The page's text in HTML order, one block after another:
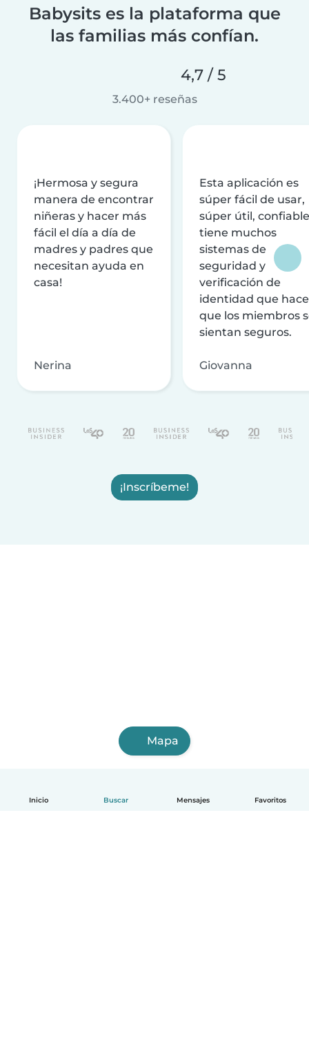
Inicio Buscar Mensajes Favoritos
Babysits es la plataforma que
las familias más confían.
4,7 / 5
3.400+ reseñas
¡Hermosa y segura
manera de encontrar
niñeras y hacer más
fácil el día a día de
madres y padres que
necesitan ayuda en
casa!
Nerina
Esta aplicación es
súper fácil de usar,
súper útil,
tiene muchos
sistemas de
seguridad y
verificación de
identidad que
que los miembros
sientan seguros.
Giovanna
¡Inscríbeme!
Mapa